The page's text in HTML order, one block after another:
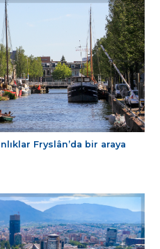
Fryslân’da bir araya